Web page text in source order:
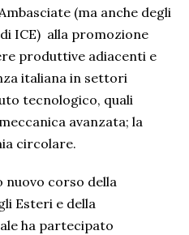
(ma anche degli
ICE) alla promozione
produttive adiacenti e
italiana in settori
tecnologico, quali
avanzata; la
circolare.
nuovo corso della
Esteri e della
ha partecipato